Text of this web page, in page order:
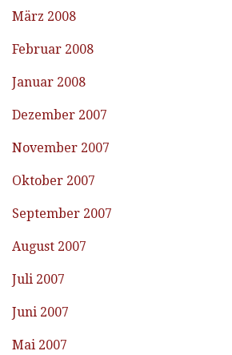
März 2008
Februar 2008
Januar 2008
Dezember 2007
November 2007
Oktober 2007
September 2007
August 2007
Juli 2007
Juni 2007
Mai 2007